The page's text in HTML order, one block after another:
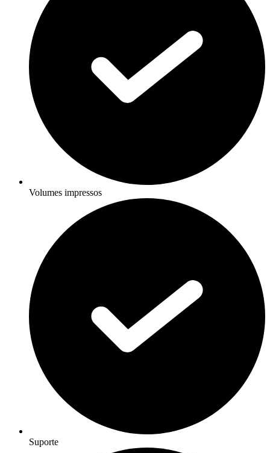
Volumes impressos
Suporte